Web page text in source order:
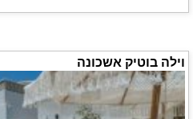
וילה בוטיק אשכונה